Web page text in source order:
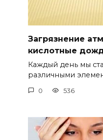
Загрязнение
кислотные
Каждый день мы
различными
0 536